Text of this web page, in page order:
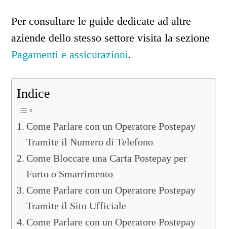
Per consultare le guide dedicate ad altre
aziende dello stesso settore visita la sezione
Pagamenti e assicurazioni.
Indice
Come Parlare con un Operatore Postepay
Tramite il Numero di Telefono
Come Bloccare una Carta Postepay per
Furto o Smarrimento
Come Parlare con un Operatore Postepay
Tramite il Sito Ufficiale
Come Parlare con un Operatore Postepay